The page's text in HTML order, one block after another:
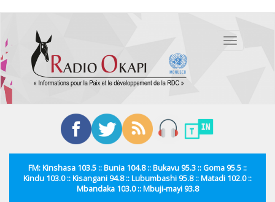
contenu
principal
Toggle
FM: Kinshasa 103.5 :: Bunia 104.8 :: Bukavu 95.3 :: Goma 95.5 ::
Kindu 103.0 :: Kisangani 94.8 :: Lubumbashi 95.8 :: Matadi 102.0 ::
Mbandaka 103.0 :: Mbuji-mayi 93.8